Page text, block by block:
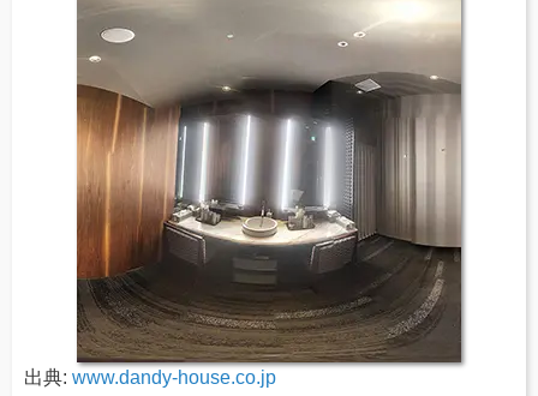
出典: www.dandy-house.co.jp